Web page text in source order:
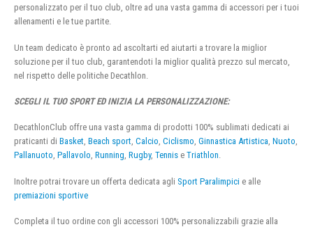
personalizzato per il tuo club, oltre ad una vasta gamma di accessori per i tuoi
allenamenti e le tue partite.
Un team dedicato è pronto ad ascoltarti ed aiutarti a trovare la miglior
soluzione per il tuo club, garantendoti la miglior qualità prezzo sul mercato,
nel rispetto delle politiche Decathlon.
SCEGLI IL TUO SPORT ED INIZIA LA PERSONALIZZAZIONE:
DecathlonClub offre una vasta gamma di prodotti 100% sublimati dedicati ai
praticanti di Basket, Beach sport, Calcio, Ciclismo, Ginnastica Artistica, Nuoto,
Pallanuoto, Pallavolo, Running, Rugby, Tennis e Triathlon.
Inoltre potrai trovare un offerta dedicata agli Sport Paralimpici e alle
premiazioni sportive
Completa il tuo ordine con gli accessori 100% personalizzabili grazie alla